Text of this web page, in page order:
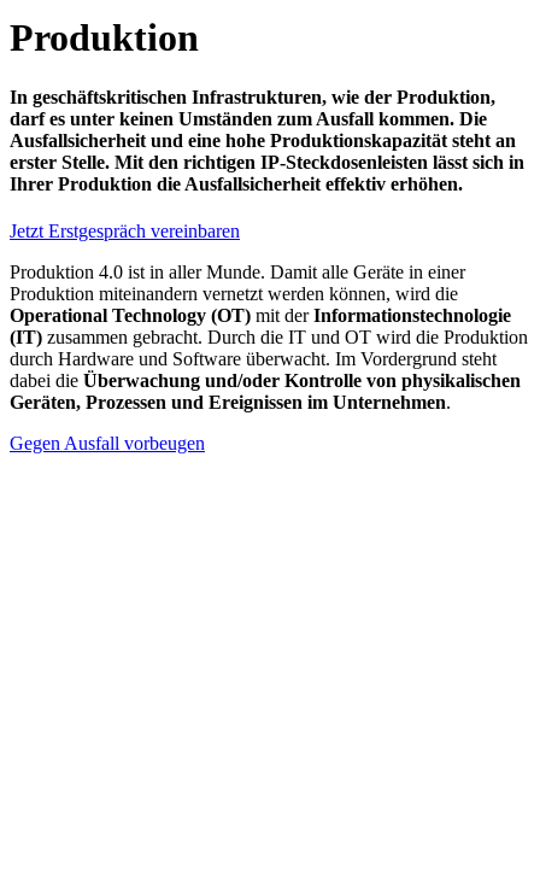
Produktion
In geschäftskritischen Infrastrukturen, wie der Produktion,
darf es unter keinen Umständen zum Ausfall kommen. Die
Ausfallsicherheit und eine hohe Produktionskapazität steht an
erster Stelle. Mit den richtigen IP-Steckdosenleisten lässt sich in
Ihrer Produktion die Ausfallsicherheit effektiv erhöhen.
Jetzt Erstgespräch vereinbaren
Produktion 4.0 ist in aller Munde. Damit alle Geräte in einer
Produktion miteinandern vernetzt werden können, wird die
Operational Technology (OT) mit derInformationstechnologie
(IT) zusammen gebracht. Durch die IT und OT wird die Produktion
durch Hardware und Software überwacht. Im Vordergrund steht
dabei die Überwachung und/oder Kontrolle von physikalischen
Geräten, Prozessen und Ereignissen im Unternehmen.
Gegen Ausfall vorbeugen